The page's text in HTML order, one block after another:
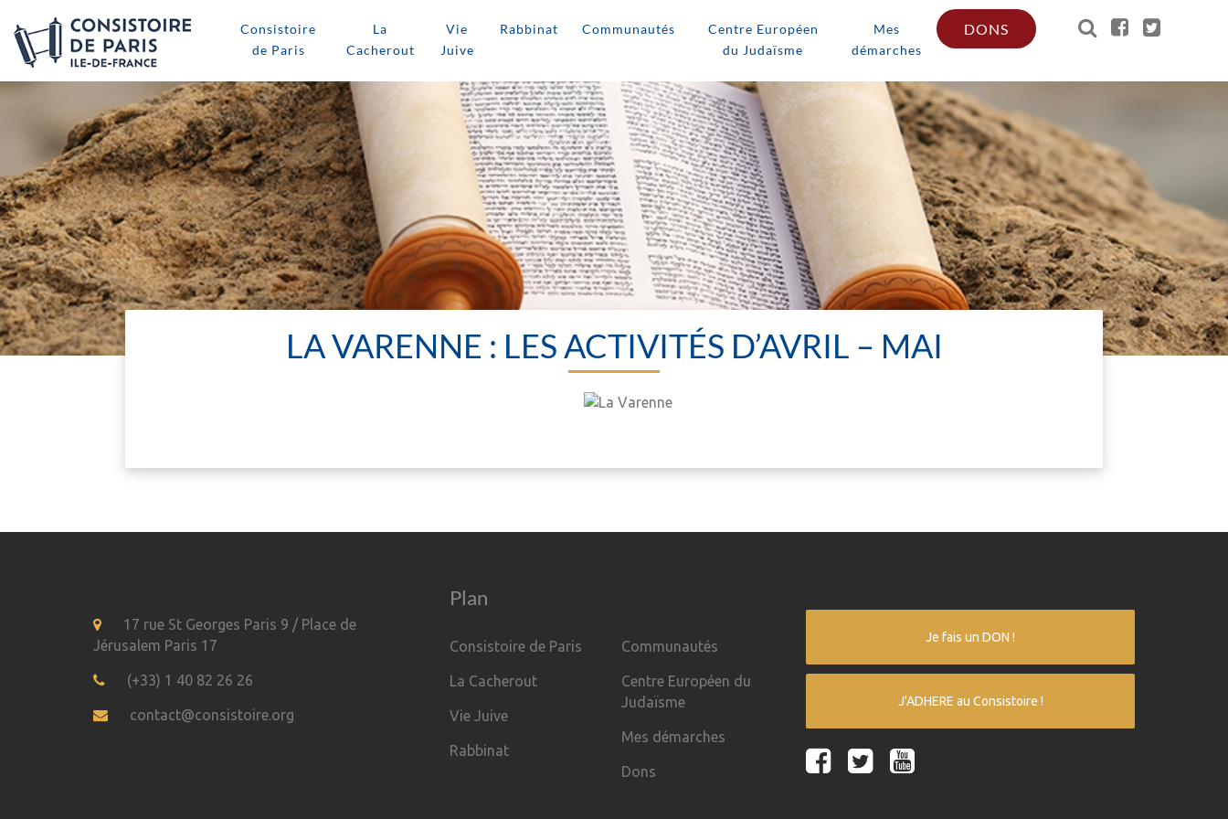
Consistoire
de Paris
La
Cacherout
Vie
Juive
Rabbinat Communautés
Centre Européen
du Judaïsme
Mes
démarches
DONS
LA VARENNE : LES ACTIVITÉS D’AVRIL – MAI
17 rue St Georges Paris 9 / Place de
Jérusalem Paris 17
(+33) 1 40 82 26 26
contact@consistoire.org
Plan
Consistoire de Paris
La Cacherout
Vie Juive
Rabbinat
Communautés
Centre Européen du
Judaïsme
Mes démarches
Dons
Je fais un DON !
J'ADHERE au Consistoire !